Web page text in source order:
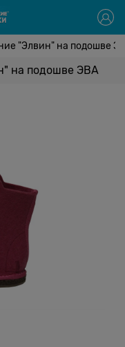
"Элвин" на подошве
на подошве ЭВА